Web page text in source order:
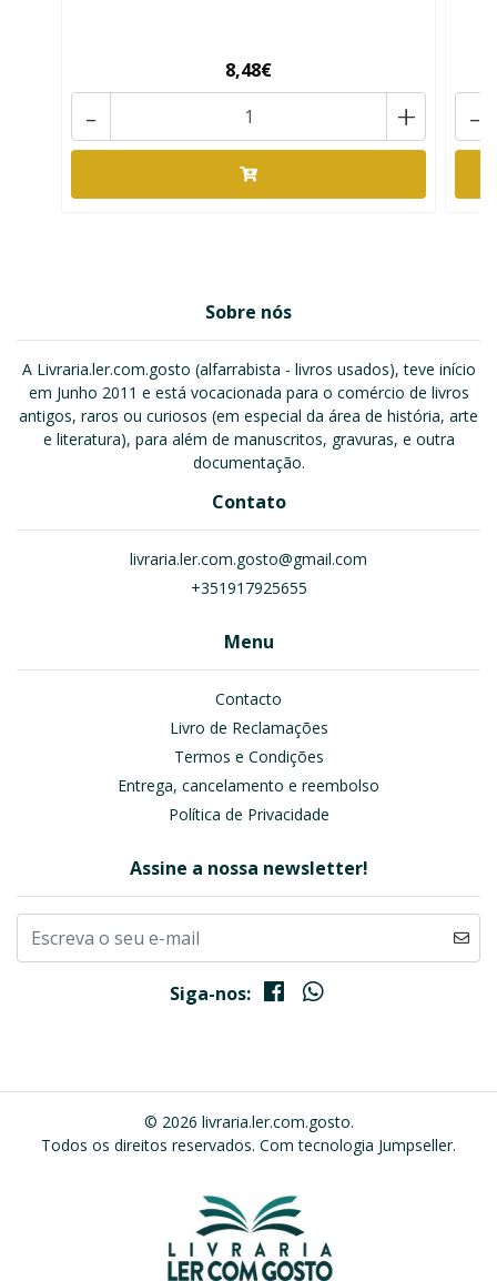
8,48€
+
- -
Sobre nós
A Livraria.ler.com.gosto (alfarrabista - livros usados), teve início
em Junho 2011 e está vocacionada para o comércio de livros
antigos, raros ou curiosos (em especial da área de história, arte
e literatura), para além de manuscritos, gravuras, e outra
documentação.
Contato
livraria.ler.com.gosto@gmail.com
+351917925655
Menu
Contacto
Livro de Reclamações
Termos e Condições
Entrega, cancelamento e reembolso
Política de Privacidade
Assine a nossa newsletter!
Siga-nos:
© 2026 livraria.ler.com.gosto.
Todos os direitos reservados. Com tecnologia Jumpseller.